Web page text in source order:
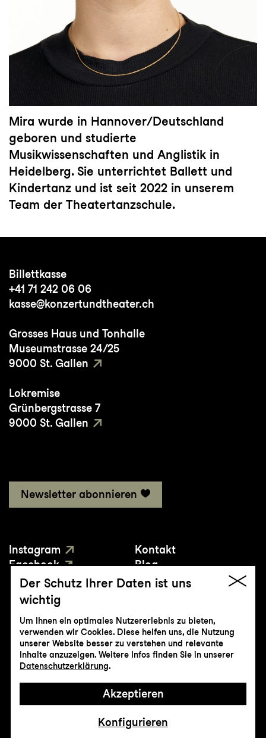
Mira wurde in Hannover/Deutschland
geboren und studierte
Musikwissenschaften und Anglistik in
Heidelberg. Sie unterrichtet Ballett und
Kindertanz und ist seit 2022 in unserem
Team der Theatertanzschule.
Billettkasse
+41 71 242 06 06
kasse@konzertundtheater.ch
Grosses Haus und Tonhalle
Museumstrasse 24/25
9000 St. Gallen
Lokremise
Grünbergstrasse 7
9000 St. Gallen
Newsletter abonnieren
Instagram
Facebook
YouTube
Kontakt
Blog
Presse
© Genossenschaft Konzert und Theater
St.Gallen
Impressum
Datenschutz AGB Intranet
Der Schutz Ihrer Daten ist uns
wichtig
Um Ihnen ein optimales Nutzererlebnis zu bieten,
verwenden wir Cookies. Diese helfen uns, die Nutzung
unserer Website besser zu verstehen und relevante
Inhalte anzuzeigen. Weitere Infos finden Sie in unserer
Datenschutzerklärung.
Akzeptieren
Konfigurieren